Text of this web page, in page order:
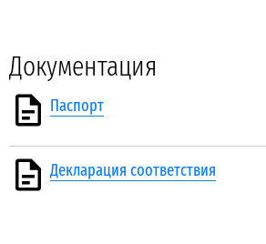
Документация
Паспорт
Декларация соответствия